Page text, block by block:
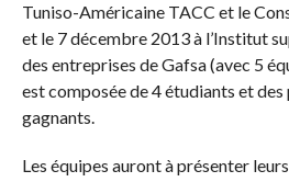
Tuniso-Américaine TACC et le
et le 7 décembre 2013 à l’Institut
des entreprises de Gafsa (avec 5
est composée de 4 étudiants et
gagnants.
Les équipes auront à présenter